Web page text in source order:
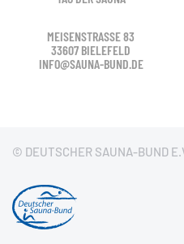
MEISENSTRASSE 83
33607 BIELEFELD
INFO@SAUNA-BUND.DE
© DEUTSCHER SAUNA-BUND